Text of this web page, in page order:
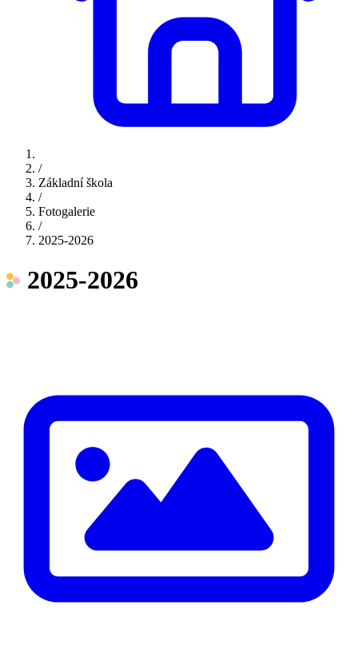
/
Základní škola
/
Fotogalerie
/
2025-2026
2025-2026